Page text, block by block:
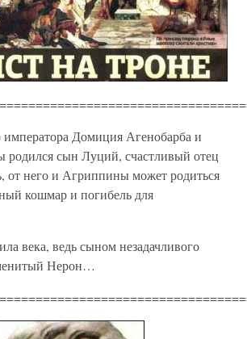
императора Домиция Агенобарба и
сын Луций, счастливый отец
от него и Агриппины может родиться
кошмар и погибель для
века, ведь сыном незадачливого
Нерон…